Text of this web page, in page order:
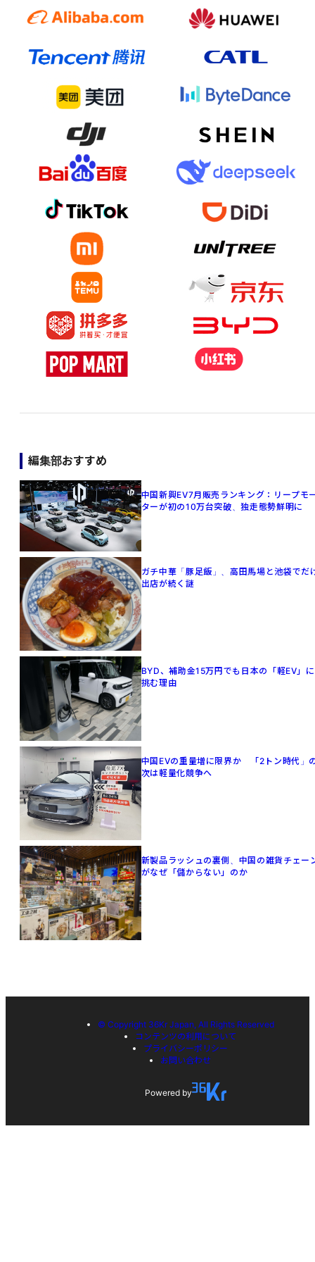
編集部おすすめ
中国新興EV7月販売ランキング：リープモ
ターが初の10万台突破、独走態勢鮮明に
ガチ中華「豚足飯」、高田馬場と池袋でだ
出店が続く謎
BYD、補助金15万円でも日本の「軽EV」に
挑む理由
中国EVの重量増に限界か 「2トン時代」
次は軽量化競争へ
新製品ラッシュの裏側、中国の雑貨チェー
がなぜ「儲からない」のか
© Copyright 36Kr Japan, All Rights Reserved
コンテンツの利用について
プライバシーポリシー
お問い合わせ
Powered by